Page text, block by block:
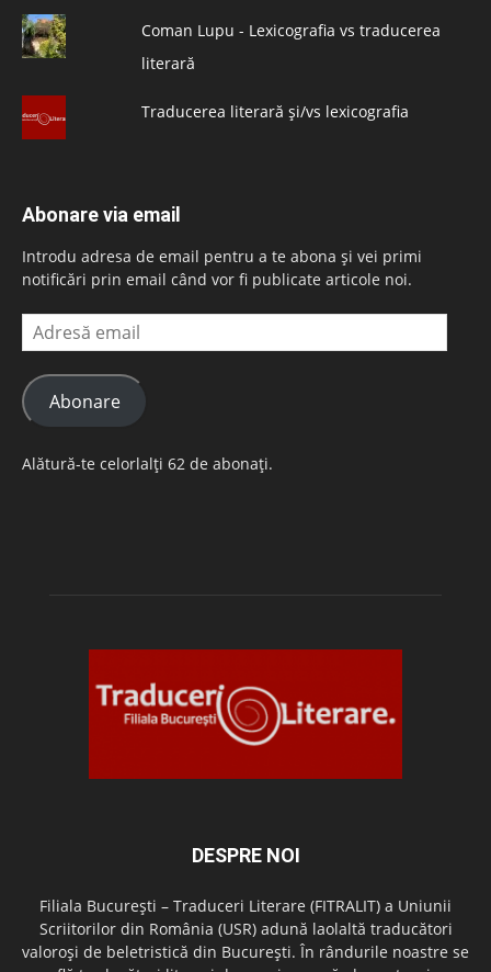
Coman Lupu - Lexicografia vs traducerea
literară
Traducerea literară și/vs lexicografia
Abonare via email
Introdu adresa de email pentru a te abona și vei primi
notificări prin email când vor fi publicate articole noi.
Adresă
email
Abonare
Alătură-te celorlalți 62 de abonați.
DESPRE NOI
Filiala București – Traduceri Literare (FITRALIT) a Uniunii
Scriitorilor din România (USR) adună laolaltă traducători
valoroși de beletristică din București. În rândurile noastre se